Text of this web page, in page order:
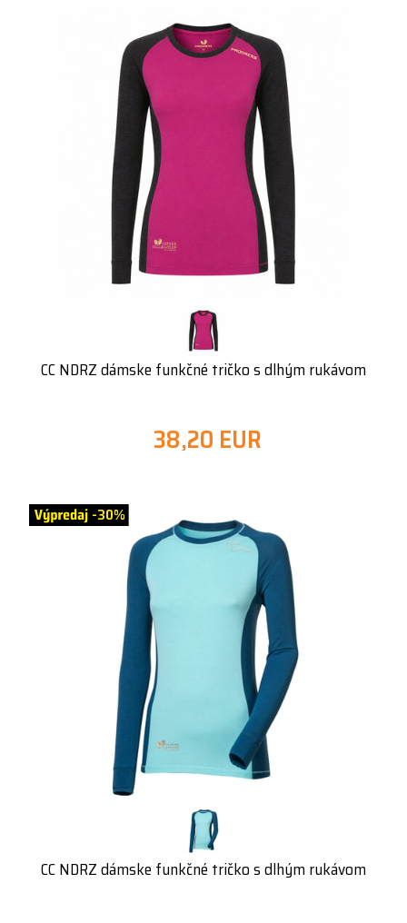
CC NDRZ dámske funkčné tričko s dlhým rukávom
38,20 EUR
-30%
CC NDRZ dámske funkčné tričko s dlhým rukávom